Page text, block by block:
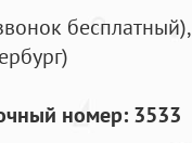
бесплатный),
номер: 3533